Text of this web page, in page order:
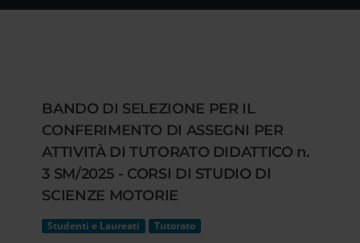
BANDO DI SELEZIONE PER IL
CONFERIMENTO DI ASSEGNI PER
ATTIVITÀ DI TUTORATO DIDATTICO n.
3 SM/2025 - CORSI DI STUDIO DI
SCIENZE MOTORIE
Studenti e Laureati Tutorato